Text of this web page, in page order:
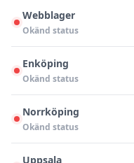
Webblager
Okänd status
Enköping
Okänd status
Norrköping
Okänd status
Uppsala